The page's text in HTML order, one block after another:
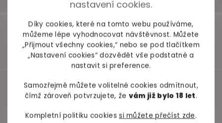
nastavení cookies.
Díky cookies, které na tomto webu používáme,
můžeme lépe vyhodnocovat návštěvnost. Můžete
„Přijmout všechny cookies,“ nebo se pod tlačítkem
„Nastavení cookies“ dozvědět vše podstatné a
nastavit si preference.
Samozřejmě můžete volitelné cookies odmítnout,
čímž zároveň potvrzujete, že vám již bylo 18 let.
Kompletní politiku cookiessi můžete přečíst zde.